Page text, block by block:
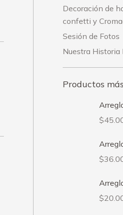
Decoración de
confetti y
Sesión de Fotos
Nuestra Historia
Productos
$
$
$